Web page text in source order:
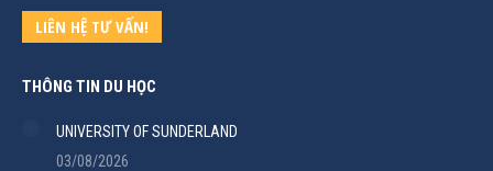
LIÊN HỆ TƯ VẤN!
THÔNG TIN DU HỌC
UNIVERSITY OF SUNDERLAND
03/08/2026